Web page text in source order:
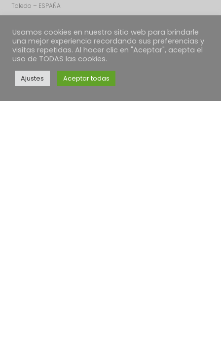
Toledo – ESPAÑA
Usamos cookies en nuestro sitio web para brindarle
una mejor experiencia recordando sus preferencias y
visitas repetidas. Al hacer clic en "Aceptar", acepta el
uso de TODAS las cookies.
Ajustes Aceptar todas